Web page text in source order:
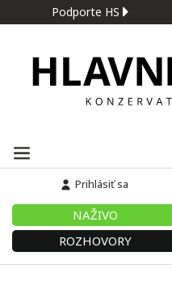
Podporte HS
Prihlásiť sa
NAŽIVO
ROZHOVORY